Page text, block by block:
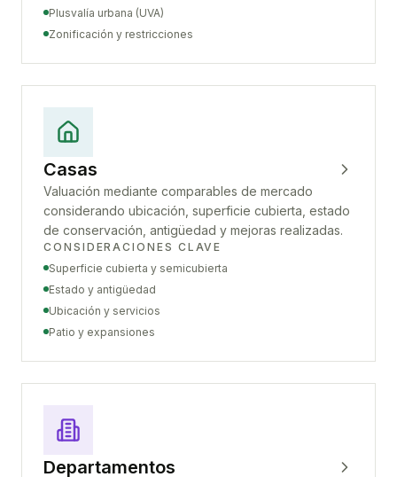
Plusvalía urbana (UVA)
Zonificación y restricciones
Casas
Valuación mediante comparables de mercado
considerando ubicación, superficie cubierta, estado
de conservación, antigüedad y mejoras realizadas.
CONSIDERACIONES CLAVE
Superficie cubierta y semicubierta
Estado y antigüedad
Ubicación y servicios
Patio y expansiones
Departamentos